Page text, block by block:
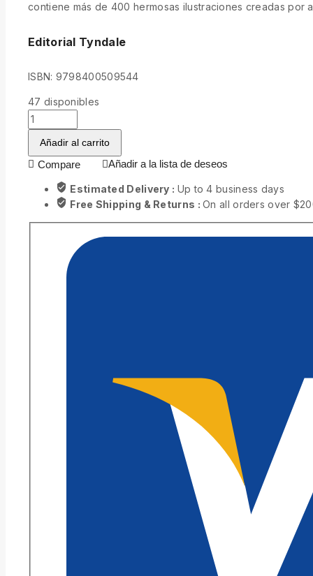
contiene más de 400 hermosas ilustraciones creadas por
Editorial Tyndale
ISBN: 9798400509544
47 disponibles
Añadir al carrito
Compare Añadir a la lista de deseos
Estimated Delivery : Up to 4 business days
Free Shipping & Returns :On all orders over